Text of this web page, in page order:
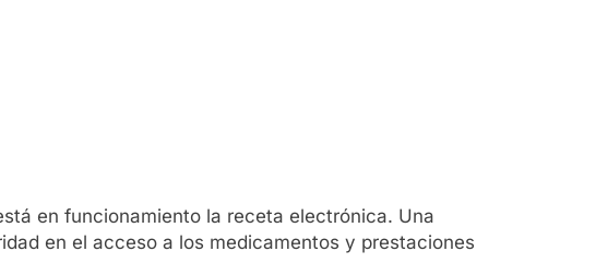
en funcionamiento la receta electrónica. Una
en el acceso a los medicamentos y prestaciones